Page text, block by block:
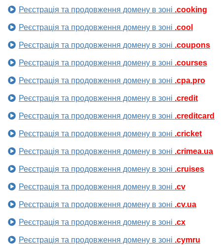
Реєстрація та продовження домену в зоні .cooking
Реєстрація та продовження домену в зоні .cool
Реєстрація та продовження домену в зоні .coupons
Реєстрація та продовження домену в зоні .courses
Реєстрація та продовження домену в зоні .cpa.pro
Реєстрація та продовження домену в зоні .credit
Реєстрація та продовження домену в зоні .creditcard
Реєстрація та продовження домену в зоні .cricket
Реєстрація та продовження домену в зоні .crimea.ua
Реєстрація та продовження домену в зоні .cruises
Реєстрація та продовження домену в зоні .cv
Реєстрація та продовження домену в зоні .cv.ua
Реєстрація та продовження домену в зоні .cx
Реєстрація та продовження домену в зоні .cymru